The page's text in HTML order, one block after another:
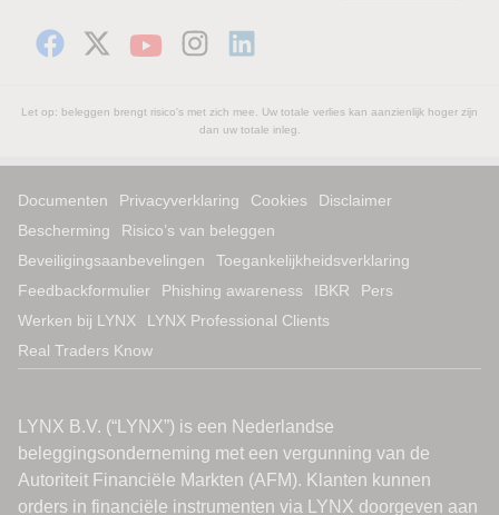
Let op: beleggen brengt risico's met zich mee. Uw totale verlies kan aanzienlijk hoger zijn
dan uw totale inleg.
Documenten Privacyverklaring Cookies
Disclaimer
Bescherming
Risico’s van beleggen
Beveiligingsaanbevelingen
Toegankelijkheidsverklaring
Feedbackformulier
Phishing awareness IBKR
Pers
Werken bij LYNX
LYNX Professional Clients
Real Traders Know